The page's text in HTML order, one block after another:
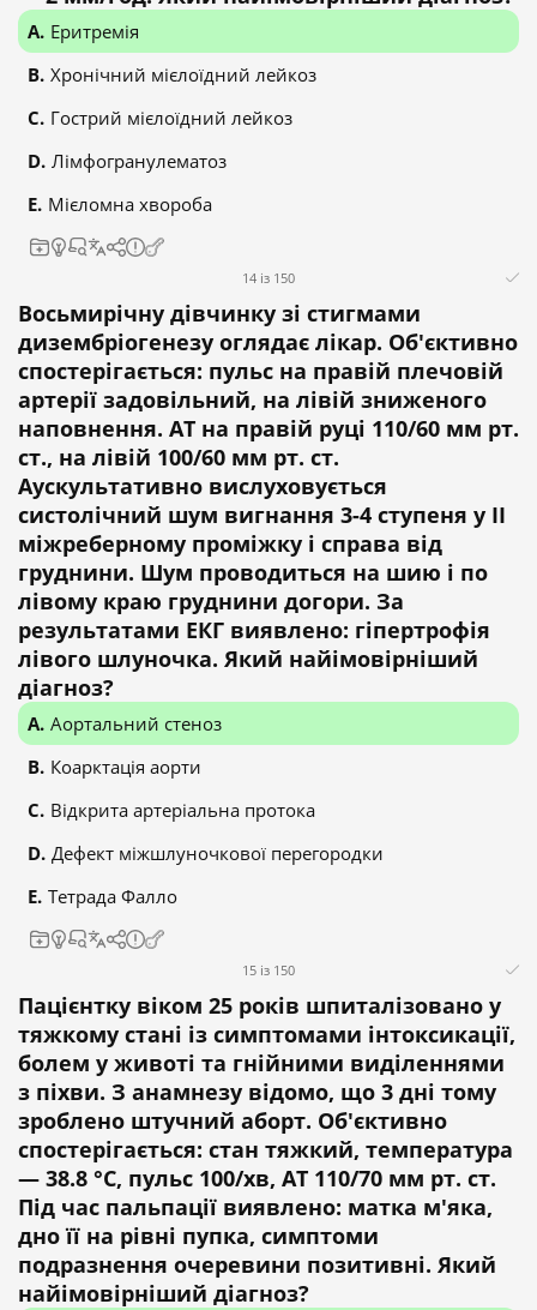
Еритремія
Хронічний мієлоїдний лейкоз
Гострий мієлоїдний лейкоз
Лімфогранулематоз
Мієломна хвороба
14 із 150
Восьмирічну дівчинку зі стигмами
дизембріогенезу оглядає лікар. Об'єктивно
спостерігається: пульс на правій плечовій
артерії задовільний, на лівій зниженого
наповнення. АТ на правій руці 110/60 мм рт.
ст., на лівій 100/60 мм рт. ст.
Аускультативно вислуховується
систолічний шум вигнання 3-4 ступеня у ІІ
міжреберному проміжку і справа від
груднини. Шум проводиться на шию і по
лівому краю груднини догори. За
результатами ЕКГ виявлено: гіпертрофія
лівого шлуночка. Який найімовірніший
діагноз?
Аортальний стеноз
Коарктація аорти
Відкрита артеріальна протока
Дефект міжшлуночкової перегородки
Тетрада Фалло
15 із 150
Пацієнтку віком 25 років шпиталізовано у
тяжкому стані із симптомами інтоксикації,
болем у животі та гнійними виділеннями
з піхви. З анамнезу відомо, що 3 дні тому
зроблено штучний аборт. Об'єктивно
спостерігається: стан тяжкий, температура
— 38.8 °C, пульс 100/хв, АТ 110/70 мм рт. ст.
Під час пальпації виявлено: матка м'яка,
дно її на рівні пупка, симптоми
подразнення очеревини позитивні. Який
найімовірніший діагноз?